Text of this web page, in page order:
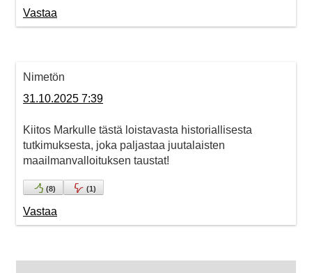
Vastaa
Nimetön
31.10.2025 7:39
Kiitos Markulle tästä loistavasta historiallisesta
tutkimuksesta, joka paljastaa juutalaisten
maailmanvalloituksen taustat!
(8) (1)
Vastaa